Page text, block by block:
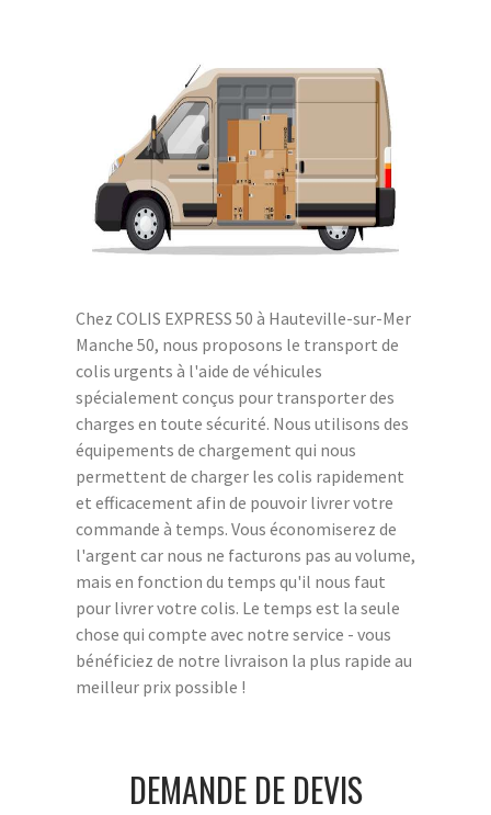
Chez COLIS EXPRESS 50 à Hauteville-sur-Mer
Manche 50, nous proposons le transport de
colis urgents à l'aide de véhicules
spécialement conçus pour transporter des
charges en toute sécurité. Nous utilisons des
équipements de chargement qui nous
permettent de charger les colis rapidement
et efficacement afin de pouvoir livrer votre
commande à temps. Vous économiserez de
l'argent car nous ne facturons pas au volume,
mais en fonction du temps qu'il nous faut
pour livrer votre colis. Le temps est la seule
chose qui compte avec notre service - vous
bénéficiez de notre livraison la plus rapide au
meilleur prix possible !
DEMANDE DE DEVIS